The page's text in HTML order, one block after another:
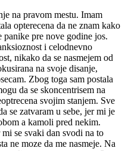
na pravom mestu. Imam
opterecena da ne znam kako
panike pre nove godine jos.
i celodnevno
nikako da se nasmejem od
na svoje disanje,
Zbog toga sam postala
da se skoncentrisem na
svojim stanjem. Sve
se zatvaram u sebe, jer mi je
a kamoli pred nekim.
se svaki dan svodi na to
ne moze da me nasmeje. Na